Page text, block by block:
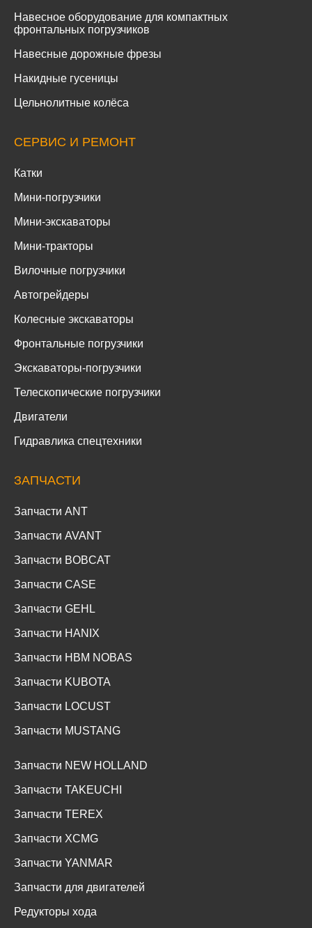
Навесное оборудование для компактных
фронтальных погрузчиков
Навесные дорожные фрезы
Накидные гусеницы
Цельнолитные колёса
СЕРВИС И РЕМОНТ
Катки
Мини-погрузчики
Мини-экскаваторы
Мини-тракторы
Вилочные погрузчики
Автогрейдеры
Колесные экскаваторы
Фронтальные погрузчики
Экскаваторы-погрузчики
Телескопические погрузчики
Двигатели
Гидравлика спецтехники
ЗАПЧАСТИ
Запчасти ANT
Запчасти AVANT
Запчасти BOBCAT
Запчасти CASE
Запчасти GEHL
Запчасти HANIX
Запчасти HBM NOBAS
Запчасти KUBOTA
Запчасти LOCUST
Запчасти MUSTANG
Запчасти NEW HOLLAND
Запчасти TAKEUCHI
Запчасти TEREX
Запчасти XCMG
Запчасти YANMAR
Запчасти для двигателей
Редукторы хода